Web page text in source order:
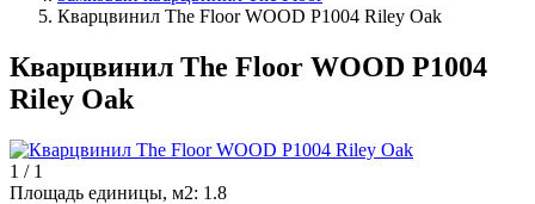
Кварцвинил The Floor WOOD P1004 Riley Oak
Кварцвинил The Floor WOOD P1004
Riley Oak
1 / 1
Площадь единицы, м2: 1.8